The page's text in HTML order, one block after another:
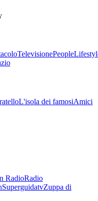
TelevisionePeople
L'isola dei famosiAmici
RadioRadio
SuperguidatvZuppa di